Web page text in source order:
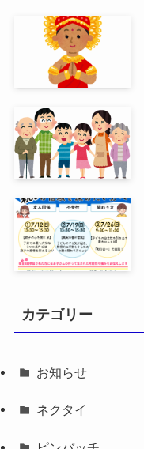
カテゴリー
お知らせ
ネクタイ